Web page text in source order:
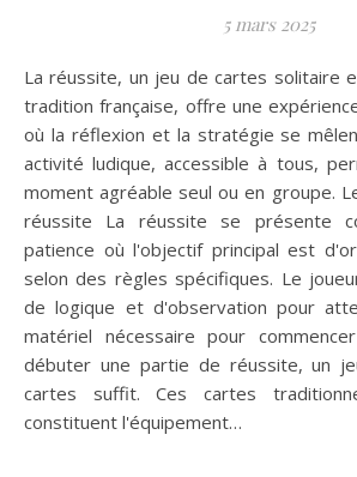
5 mars 2025
La réussite, un jeu de cartes solitaire emblématique de la
tradition française, offre une
où la réflexion et la stratégie se
activité ludique, accessible à tous,
moment agréable seul ou en groupe.
réussite La réussite se présente
patience où l'objectif principal est
selon des règles spécifiques. Le
de logique et d'observation pour
matériel nécessaire pour
débuter une partie de réussite, un
cartes suffit. Ces cartes
constituent l'équipement…